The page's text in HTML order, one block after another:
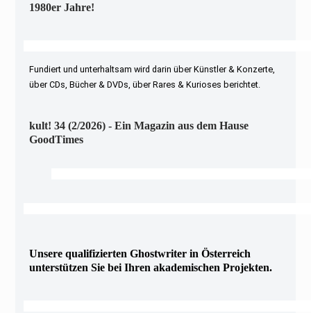
1980er Jahre!
Fundiert und unterhaltsam wird darin über Künstler & Konzerte,
über CDs, Bücher & DVDs, über Rares & Kurioses berichtet.
kult! 34 (2/2026) - Ein Magazin aus dem Hause
GoodTimes
Unsere qualifizierten Ghostwriter in Österreich
unterstützen Sie bei Ihren akademischen Projekten.